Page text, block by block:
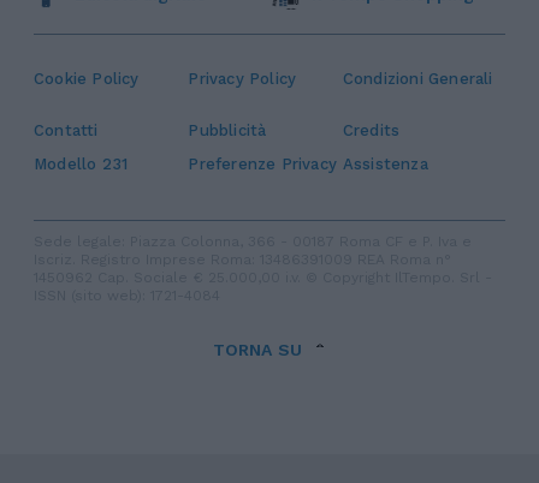
Cookie Policy Privacy Policy Condizioni Generali
Contatti Pubblicità
Credits
Modello 231
Preferenze Privacy Assistenza
TORNA SU